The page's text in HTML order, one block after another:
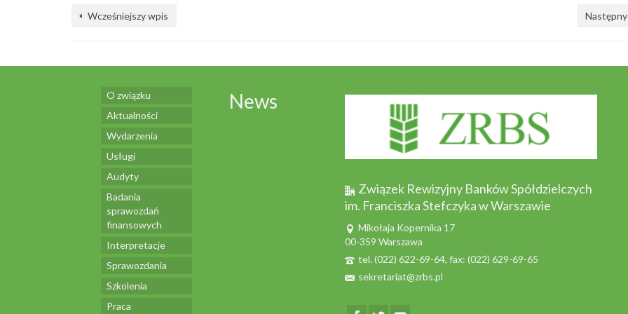
Wcześniejszy wpis
O związku
Aktualności
Wydarzenia
Usługi
Audyty
Badania
sprawozdań
finansowych
Interpretacje
Sprawozdania
Szkolenia
Praca
News
Związek Rewizyjny Banków Spółdzielczych
im. Franciszka Stefczyka w Warszawie
Mikołaja Kopernika 17
00-359 Warszawa
tel. (022) 622-69-64, fax: (022) 629-69-65
sekretariat@zrbs.pl